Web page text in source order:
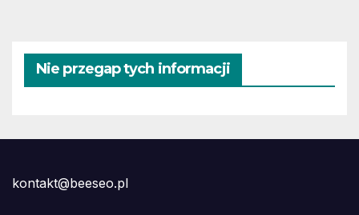
Nie przegap tych informacji
kontakt@beeseo.pl